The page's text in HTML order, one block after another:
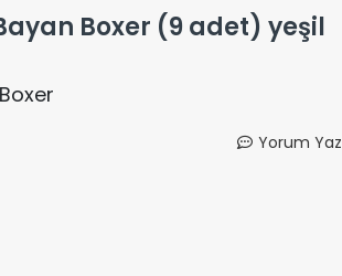
Boxer (9 adet) yeşil
Yorum Yaz